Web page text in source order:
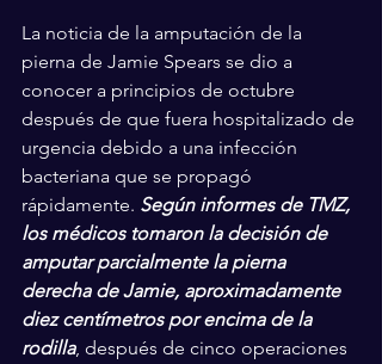
La noticia de la amputación de la
pierna de Jamie Spears se dio a
conocer a principios de octubre
después de que fuera hospitalizado de
urgencia debido a una infección
bacteriana que se propagó
rápidamente. Según informes de TMZ,
los médicos tomaron la decisión de
amputar parcialmente la pierna
derecha de Jamie, aproximadamente
diez centímetros por encima de la
rodilla, después de cinco operaciones